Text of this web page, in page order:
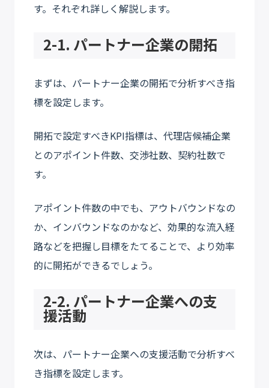
す。それぞれ詳しく解説します。
2-1. パートナー企業の開拓
まずは、パートナー企業の開拓で分析すべき指
標を設定します。
開拓で設定すべきKPI指標は、代理店候補企業
とのアポイント件数、交渉社数、契約社数で
す。
アポイント件数の中でも、アウトバウンドなの
か、インバウンドなのかなど、効果的な流入経
路などを把握し目標をたてることで、より効率
的に開拓ができるでしょう。
2-2. パートナー企業への支
援活動
次は、パートナー企業への支援活動で分析すべ
き指標を設定します。